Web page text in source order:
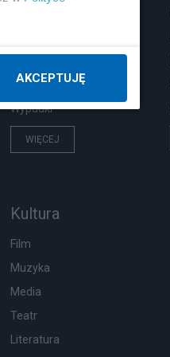
Ekologia
Wypadki
WIĘCEJ
Kultura
Film
Muzyka
Media
Teatr
Literatura
AKCEPTUJĘ